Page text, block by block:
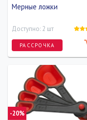
Мерные ложки
Доступно: 2 шт
РАССРОЧКА
-20%